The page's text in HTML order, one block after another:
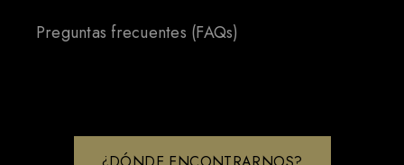
Preguntas frecuentes (FAQs)